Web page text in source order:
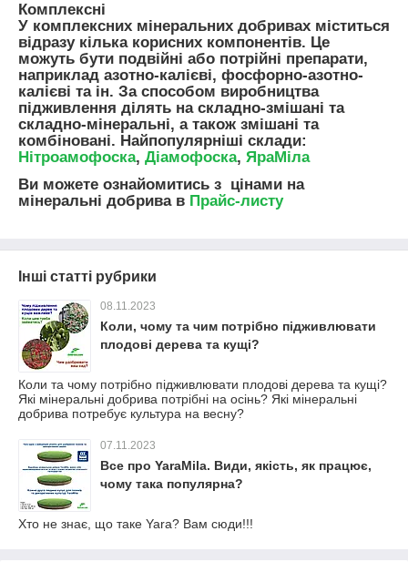
Комплексні
У комплексних мінеральних добривах міститься
відразу кілька корисних компонентів. Це
можуть бути подвійні або потрійні препарати,
наприклад азотно-калієві, фосфорно-азотно-
калієві та ін. За способом виробництва
підживлення ділять на складно-змішані та
складно-мінеральні, а також змішані та
комбіновані. Найпопулярніші склади:
Нітроамофоска, Діамофоска, ЯраМіла
Ви можете ознайомитись з цінами на
мінеральні добрива в Прайс-листу
Інші статті рубрики
08.11.2023
Коли, чому та чим потрібно підживлювати
плодові дерева та кущі?
Коли та чому потрібно підживлювати плодові дерева та кущі?
Які мінеральні добрива потрібні на осінь? Які мінеральні
добрива потребує культура на весну?
07.11.2023
Все про YaraMila. Види, якість, як працює,
чому така популярна?
Хто не знає, що таке Yara? Вам сюди!!!